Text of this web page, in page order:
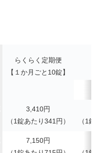
らくらく定期便
【１か月ごと10錠】
3,410円
（1錠あたり341 円）
（1錠
7,150円